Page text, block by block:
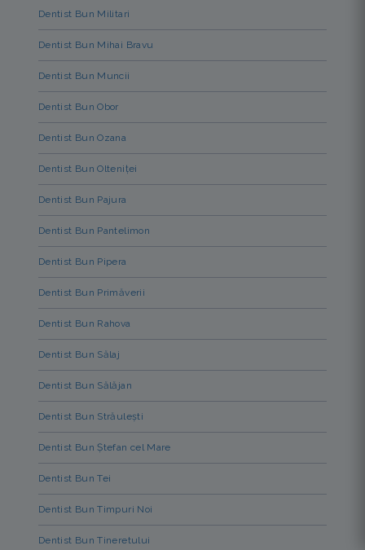
Dentist Bun Militari
Dentist Bun Mihai Bravu
Dentist Bun Muncii
Dentist Bun Obor
Dentist Bun Ozana
Dentist Bun Olteniței
Dentist Bun Pajura
Dentist Bun Pantelimon
Dentist Bun Pipera
Dentist Bun Primăverii
Dentist Bun Rahova
Dentist Bun Sălaj
Dentist Bun Sălăjan
Dentist Bun Străulești
Dentist Bun Ștefan cel Mare
Dentist Bun Tei
Dentist Bun Timpuri Noi
Dentist Bun Tineretului